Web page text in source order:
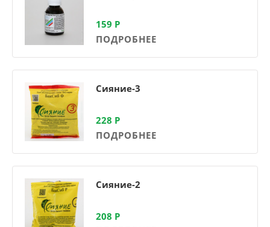
159 Р
ПОДРОБНЕЕ
Сияние-3
228 Р
ПОДРОБНЕЕ
Сияние-2
208 Р